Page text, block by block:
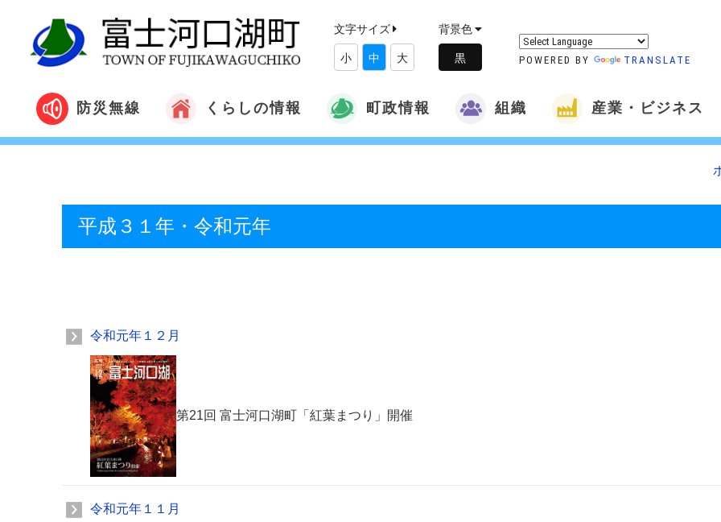
文字サイズ
小 中 大
背景色
POWERED BY TRANSLATE
防災無線 くらしの情報 町政情報 組織 産業・ビジネス
平成３１年・令和元年
令和元年１２月
第21回 富士河口湖町「紅葉まつり」開催
令和元年１１月